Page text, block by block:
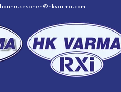
hannu.kesonen@hkvarma.com